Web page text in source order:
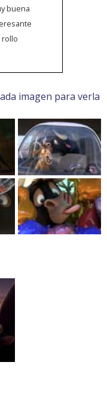
buena
rollo
imagen para verla